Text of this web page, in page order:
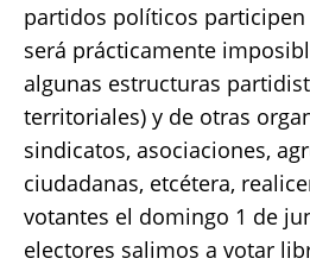
partidos políticos participen
será prácticamente
algunas estructuras
territoriales) y de otras
sindicatos, asociaciones,
ciudadanas, etcétera,
votantes el domingo 1 de
electores salimos a votar